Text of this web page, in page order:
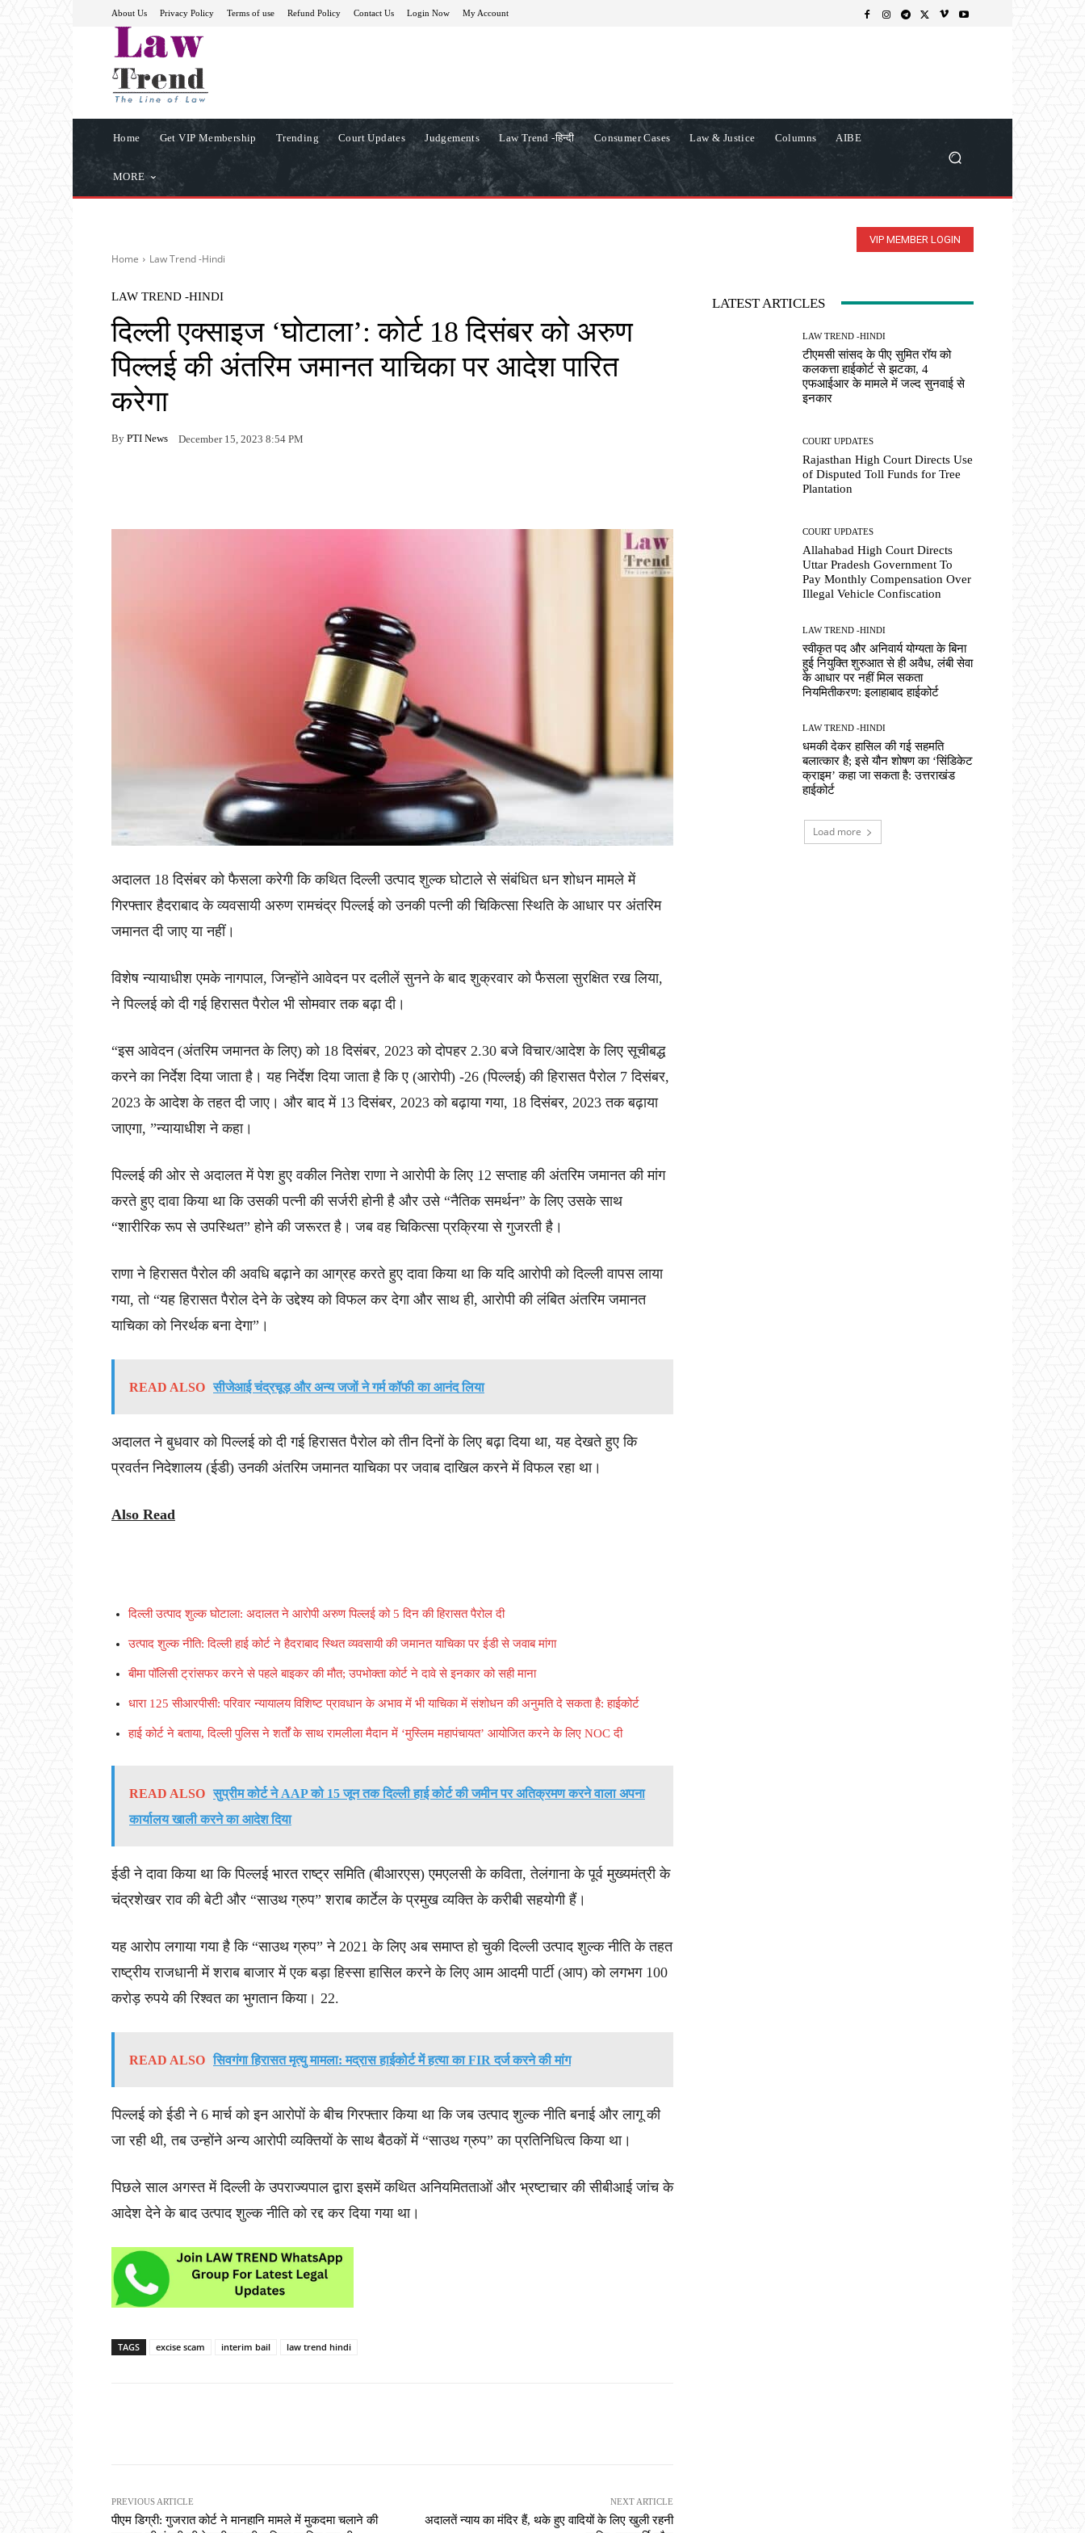
About Us Privacy Policy Terms of use Refund Policy Contact Us Login Now My Account
Home Get VIP Membership Trending Court Updates Judgements Law Trend -हिन्दी Consumer Cases Law & Justice Columns AIBE
MORE
VIP MEMBER LOGIN
Home Law Trend -Hindi
LAW TREND -HINDI
दिल्ली एक्साइज ‘घोटाला’: कोर्ट 18 दिसंबर को अरुण
पिल्लई की अंतरिम जमानत याचिका पर आदेश पारित
करेगा
By PTI News December 15, 2023 8:54 PM
अदालत 18 दिसंबर को फैसला करेगी कि कथित दिल्ली उत्पाद शुल्क घोटाले से संबंधित धन शोधन मामले में
गिरफ्तार हैदराबाद के व्यवसायी अरुण रामचंद्र पिल्लई को उनकी पत्नी की चिकित्सा स्थिति के आधार पर अंतरिम
जमानत दी जाए या नहीं।
विशेष न्यायाधीश एमके नागपाल, जिन्होंने आवेदन पर दलीलें सुनने के बाद शुक्रवार को फैसला सुरक्षित रख लिया,
ने पिल्लई को दी गई हिरासत पैरोल भी सोमवार तक बढ़ा दी।
“इस आवेदन (अंतरिम जमानत के लिए) को 18 दिसंबर, 2023 को दोपहर 2.30 बजे विचार/आदेश के लिए सूचीबद्ध
करने का निर्देश दिया जाता है। यह निर्देश दिया जाता है कि ए (आरोपी) -26 (पिल्लई) की हिरासत पैरोल 7 दिसंबर,
2023 के आदेश के तहत दी जाए। और बाद में 13 दिसंबर, 2023 को बढ़ाया गया, 18 दिसंबर, 2023 तक बढ़ाया
जाएगा, ”न्यायाधीश ने कहा।
पिल्लई की ओर से अदालत में पेश हुए वकील नितेश राणा ने आरोपी के लिए 12 सप्ताह की अंतरिम जमानत की मांग
करते हुए दावा किया था कि उसकी पत्नी की सर्जरी होनी है और उसे “नैतिक समर्थन” के लिए उसके साथ
“शारीरिक रूप से उपस्थित” होने की जरूरत है। जब वह चिकित्सा प्रक्रिया से गुजरती है।
राणा ने हिरासत पैरोल की अवधि बढ़ाने का आग्रह करते हुए दावा किया था कि यदि आरोपी को दिल्ली वापस लाया
गया, तो “यह हिरासत पैरोल देने के उद्देश्य को विफल कर देगा और साथ ही, आरोपी की लंबित अंतरिम जमानत
याचिका को निरर्थक बना देगा”।
READ ALSO सीजेआई चंद्रचूड़ और अन्य जजों ने गर्म कॉफी का आनंद लिया
अदालत ने बुधवार को पिल्लई को दी गई हिरासत पैरोल को तीन दिनों के लिए बढ़ा दिया था, यह देखते हुए कि
प्रवर्तन निदेशालय (ईडी) उनकी अंतरिम जमानत याचिका पर जवाब दाखिल करने में विफल रहा था।
Also Read
दिल्ली उत्पाद शुल्क घोटाला: अदालत ने आरोपी अरुण पिल्लई को 5 दिन की हिरासत पैरोल दी
उत्पाद शुल्क नीति: दिल्ली हाई कोर्ट ने हैदराबाद स्थित व्यवसायी की जमानत याचिका पर ईडी से जवाब मांगा
बीमा पॉलिसी ट्रांसफर करने से पहले बाइकर की मौत; उपभोक्ता कोर्ट ने दावे से इनकार को सही माना
धारा 125 सीआरपीसी: परिवार न्यायालय विशिष्ट प्रावधान के अभाव में भी याचिका में संशोधन की अनुमति दे सकता है: हाईकोर्ट
हाई कोर्ट ने बताया, दिल्ली पुलिस ने शर्तों के साथ रामलीला मैदान में ‘मुस्लिम महापंचायत’ आयोजित करने के लिए NOC दी
READ ALSO सुप्रीम कोर्ट ने AAP को 15 जून तक दिल्ली हाई कोर्ट की जमीन पर अतिक्रमण करने वाला अपना
कार्यालय खाली करने का आदेश दिया
ईडी ने दावा किया था कि पिल्लई भारत राष्ट्र समिति (बीआरएस) एमएलसी के कविता, तेलंगाना के पूर्व मुख्यमंत्री के
चंद्रशेखर राव की बेटी और “साउथ ग्रुप” शराब कार्टेल के प्रमुख व्यक्ति के करीबी सहयोगी हैं।
यह आरोप लगाया गया है कि “साउथ ग्रुप” ने 2021 के लिए अब समाप्त हो चुकी दिल्ली उत्पाद शुल्क नीति के तहत
राष्ट्रीय राजधानी में शराब बाजार में एक बड़ा हिस्सा हासिल करने के लिए आम आदमी पार्टी (आप) को लगभग 100
करोड़ रुपये की रिश्वत का भुगतान किया। 22.
READ ALSO सिवगंगा हिरासत मृत्यु मामला: मद्रास हाईकोर्ट में हत्या का FIR दर्ज करने की मांग
पिल्लई को ईडी ने 6 मार्च को इन आरोपों के बीच गिरफ्तार किया था कि जब उत्पाद शुल्क नीति बनाई और लागू की
जा रही थी, तब उन्होंने अन्य आरोपी व्यक्तियों के साथ बैठकों में “साउथ ग्रुप” का प्रतिनिधित्व किया था।
पिछले साल अगस्त में दिल्ली के उपराज्यपाल द्वारा इसमें कथित अनियमितताओं और भ्रष्टाचार की सीबीआई जांच के
आदेश देने के बाद उत्पाद शुल्क नीति को रद्द कर दिया गया था।
TAGS excise scam interim bail law trend hindi
PREVIOUS ARTICLE
पीएम डिग्री: गुजरात कोर्ट ने मानहानि मामले में मुकदमा चलाने की
NEXT ARTICLE
अदालतें न्याय का मंदिर हैं, थके हुए वादियों के लिए खुली रहनी
LATEST ARTICLES
LAW TREND -HINDI
टीएमसी सांसद के पीए सुमित रॉय को
कलकत्ता हाईकोर्ट से झटका, 4
एफआईआर के मामले में जल्द सुनवाई से
इनकार
COURT UPDATES
Rajasthan High Court Directs Use
of Disputed Toll Funds for Tree
Plantation
COURT UPDATES
Allahabad High Court Directs
Uttar Pradesh Government To
Pay Monthly Compensation Over
Illegal Vehicle Confiscation
LAW TREND -HINDI
स्वीकृत पद और अनिवार्य योग्यता के बिना
हुई नियुक्ति शुरुआत से ही अवैध, लंबी सेवा
के आधार पर नहीं मिल सकता
नियमितीकरण: इलाहाबाद हाईकोर्ट
LAW TREND -HINDI
धमकी देकर हासिल की गई सहमति
बलात्कार है; इसे यौन शोषण का ‘सिंडिकेट
क्राइम’ कहा जा सकता है: उत्तराखंड
हाईकोर्ट
Load more